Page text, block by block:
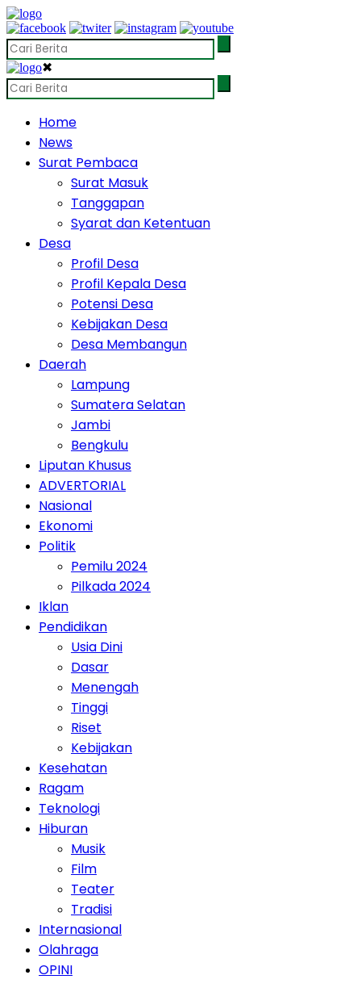
✖
Home
News
Surat Pembaca
Surat Masuk
Tanggapan
Syarat dan Ketentuan
Desa
Profil Desa
Profil Kepala Desa
Potensi Desa
Kebijakan Desa
Desa Membangun
Daerah
Lampung
Sumatera Selatan
Jambi
Bengkulu
Liputan Khusus
ADVERTORIAL
Nasional
Ekonomi
Politik
Pemilu 2024
Pilkada 2024
Iklan
Pendidikan
Usia Dini
Dasar
Menengah
Tinggi
Riset
Kebijakan
Kesehatan
Ragam
Teknologi
Hiburan
Musik
Film
Teater
Tradisi
Internasional
Olahraga
OPINI